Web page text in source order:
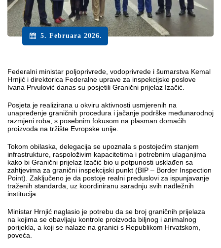
5. Februara 2026.
Federalni ministar poljoprivrede, vodoprivrede i šumarstva Kemal
Hrnjić i direktorica Federalne uprave za inspekcijske poslove
Ivana Prvulović danas su posjetili Granični prijelaz Izačić.
Posjeta je realizirana u okviru aktivnosti usmjerenih na
unapređenje graničnih procedura i jačanje podrške međunarodnoj
razmjeni roba, s posebnim fokusom na plasman domaćih
proizvoda na tržište Evropske unije.
Tokom obilaska, delegacija se upoznala s postojećim stanjem
infrastrukture, raspoloživim kapacitetima i potrebnim ulaganjima
kako bi Granični prijelaz Izačić bio u potpunosti usklađen sa
zahtjevima za granični inspekcijski punkt (BIP – Border Inspection
Point). Zaključeno je da postoje realni preduslovi za ispunjavanje
traženih standarda, uz koordiniranu saradnju svih nadležnih
institucija.
Ministar Hrnjić naglasio je potrebu da se broj graničnih prijelaza
na kojima se obavljaju kontrole proizvoda biljnog i animalnog
porijekla, a koji se nalaze na granici s Republikom Hrvatskom,
poveća.